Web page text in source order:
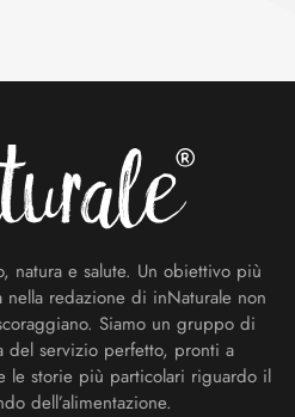
natura e salute. Un obiettivo più
redazione di inNaturale non
Siamo un gruppo di
del servizio perfetto, pronti a
le storie più particolari riguardo il
dell’alimentazione.